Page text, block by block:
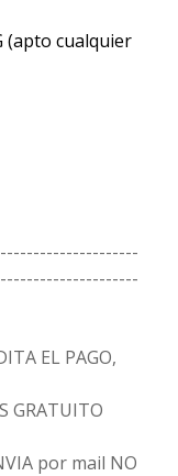
(apto cualquier
EL PAGO,
GRATUITO
por mail NO